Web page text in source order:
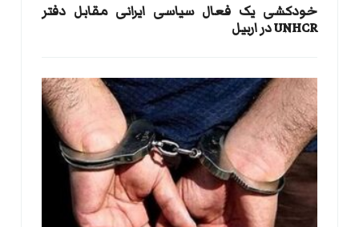
خودکشی یک فعال سیاسی ایرانی مقابل دفتر
UNHCR در اربیل